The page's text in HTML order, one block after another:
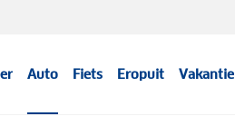
Auto Fiets Eropuit Vakantie